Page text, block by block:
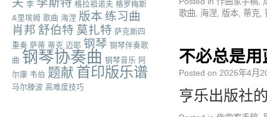
歌曲
海涅 版本 蒂克
不必总是
Posted on 2026年4月
亨乐出版社
李 格拉祖诺夫 格罗梅斯
&里埃姆 歌曲 海涅 版本 练习曲
肖邦 舒伯特 莫扎特 萨克斯四
重奏 萨蒂 蒂克 迈耶 钢琴 钢琴伴奏歌
曲 钢琴协奏曲 钢琴音乐 阿
尔康 韦伯 题献 首印版乐谱
马尔滕波 高难度技巧